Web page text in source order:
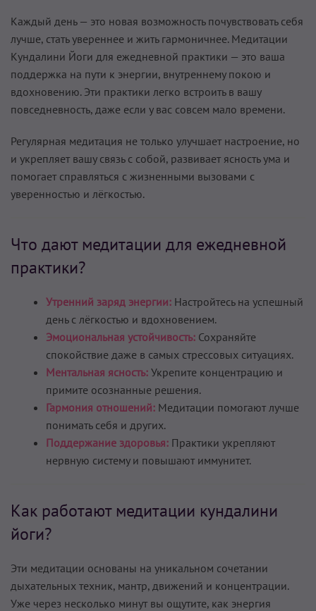
Каждый день — это новая возможность почувствовать себя
лучше, стать увереннее и жить гармоничнее. Медитации
Кундалини Йоги для ежедневной практики — это ваша
поддержка на пути к энергии, внутреннему покою и
вдохновению. Эти практики легко встроить в вашу
повседневность, даже если у вас совсем мало времени.
Регулярная медитация не только улучшает настроение, но
и укрепляет вашу связь с собой, развивает ясность ума и
помогает справляться с жизненными вызовами с
уверенностью и лёгкостью.
Что дают медитации для ежедневной
практики?
Утренний заряд энергии: Настройтесь на успешный
день с лёгкостью и вдохновением.
Эмоциональная устойчивость: Сохраняйте
спокойствие даже в самых стрессовых ситуациях.
Ментальная ясность: Укрепите концентрацию и
примите осознанные решения.
Гармония отношений: Медитации помогают лучше
понимать себя и других.
Поддержание здоровья: Практики укрепляют
нервную систему и повышают иммунитет.
Как работают медитации кундалини
йоги?
Эти медитации основаны на уникальном сочетании
дыхательных техник, мантр, движений и концентрации.
Уже через несколько минут вы ощутите, как энергия